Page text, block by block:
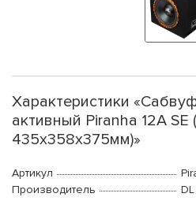
Характеристики
активный Piranha 12A
435x358x375мм)»
Артикул
Производитель